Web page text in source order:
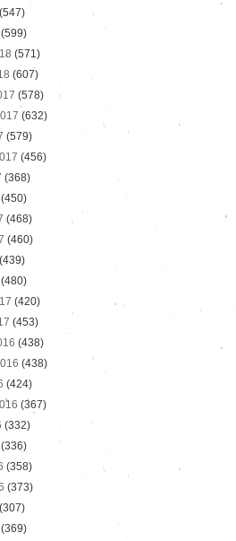
(547)
(599)
(571)
(607)
(578)
(632)
(579)
(456)
(368)
(450)
(468)
(460)
(439)
(480)
(420)
(453)
(438)
(438)
(424)
(367)
(332)
(336)
(358)
(373)
(307)
(369)